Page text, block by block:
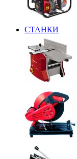
СТАНКИ